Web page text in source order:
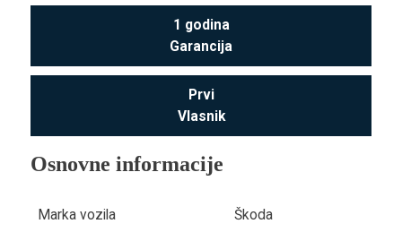
1 godina
Garancija
Prvi
Vlasnik
Osnovne informacije
Marka vozila Škoda